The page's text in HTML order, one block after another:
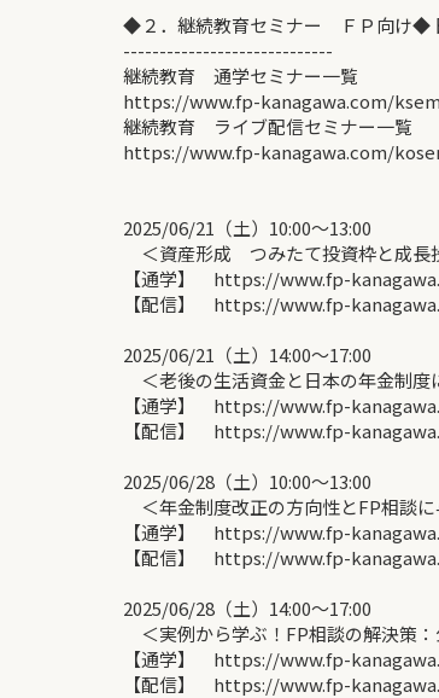
◆２．継続教育セミナー ＦＰ向け◆
-----------------------------
継続教育 通学セミナー一覧
https://www.fp-kanagawa.com/
継続教育 ライブ配信セミナー一覧
https://www.fp-kanagawa.com/
2025/06/21（土）10:00〜13:00
＜資産形成 つみたて投資枠と成長
【通学】 https://www.fp-
【配信】 https://www.fp-
2025/06/21（土）14:00〜17:00
＜老後の生活資金と日本の年金制度
【通学】 https://www.fp-
【配信】 https://www.fp-
2025/06/28（土）10:00〜13:00
＜年金制度改正の方向性とFP相談
【通学】 https://www.fp-
【配信】 https://www.fp-
2025/06/28（土）14:00〜17:00
＜実例から学ぶ！FP相談の解決策
【通学】 https://www.fp-
【配信】 https://www.fp-